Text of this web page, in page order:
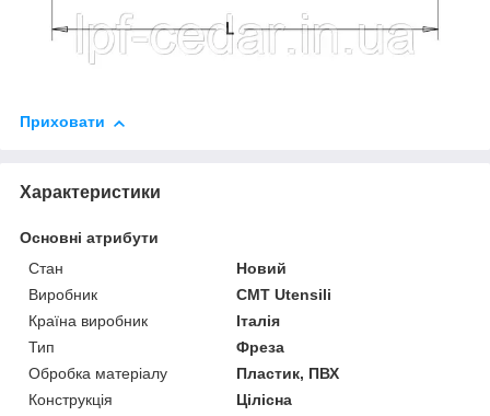
Приховати
Характеристики
Основні атрибути
Стан
Новий
Виробник
CMT Utensili
Країна виробник
Італія
Тип
Фреза
Обробка матеріалу
Пластик, ПВХ
Конструкція
Цілісна